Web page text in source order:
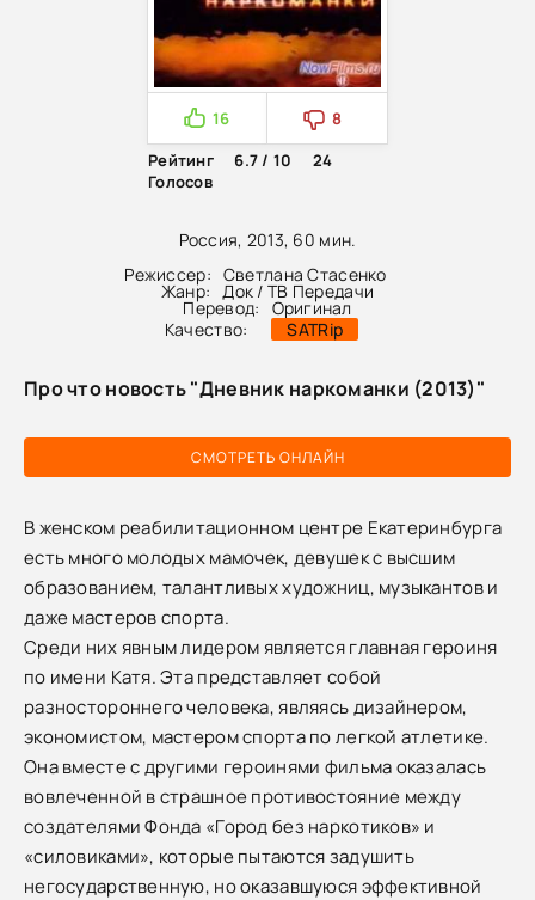
Россия, 2013, 60 мин.
Режиссер: Светлана Стасенко
Жанр: Док / ТВ Передачи
Перевод:
Оригинал
Качество:
SATRip
16
8
Рейтинг
6.7 / 10
24
Голосов
СМОТРЕТЬ ОНЛАЙН
Про что новость "Дневник наркоманки (2013)"
В женском реабилитационном центре Екатеринбурга
есть много молодых мамочек, девушек с высшим
образованием, талантливых художниц, музыкантов и
даже мастеров спорта.
Среди них явным лидером является главная героиня
по имени Катя. Эта представляет собой
разностороннего человека, являясь дизайнером,
экономистом, мастером спорта по легкой атлетике.
Она вместе с другими героинями фильма оказалась
вовлеченной в страшное противостояние между
создателями Фонда «Город без наркотиков» и
«силовиками», которые пытаются задушить
негосударственную, но оказавшуюся эффективной